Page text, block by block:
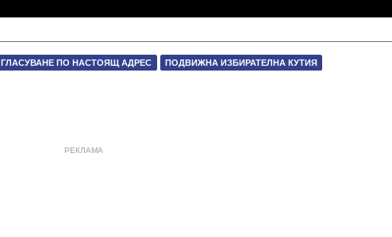
ГЛАСУВАНЕ ПО НАСТОЯЩ АДРЕС ПОДВИЖНА ИЗБИРАТЕЛНА КУТИЯ
РЕКЛАМА